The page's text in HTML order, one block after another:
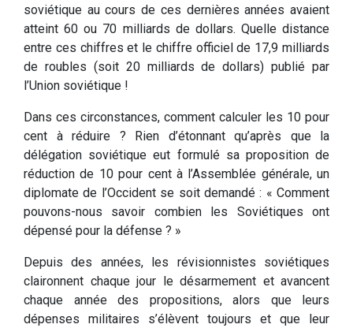
soviétique au cours de ces dernières années avaient
atteint 60 ou 70 milliards de dollars. Quelle distance
entre ces chiffres et le chiffre officiel de 17,9 milliards
de roubles (soit 20 milliards de dollars) publié par
l’Union soviétique !
Dans ces circonstances, comment calculer les 10 pour
cent à réduire ? Rien d’étonnant qu’après que la
délégation soviétique eut formulé sa proposition de
réduction de 10 pour cent à l’Assemblée générale, un
diplomate de l’Occident se soit demandé : « Comment
pouvons-nous savoir combien les Soviétiques ont
dépensé pour la défense ? »
Depuis des années, les révisionnistes soviétiques
claironnent chaque jour le désarmement et avancent
chaque année des propositions, alors que leurs
dépenses militaires s’élèvent toujours et que leur